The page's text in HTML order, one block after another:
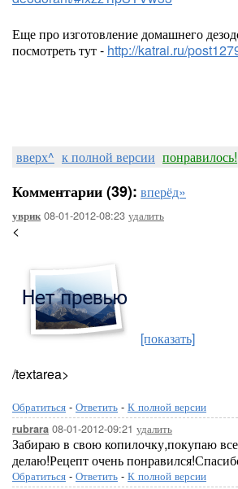
Еще про изготовление домашнего
посмотреть тут - http://katrai.ru/
вверх^ к полной версии понравилось!
Комментарии (39): вперёд»
уврик08-01-2012-08:23 удалить
<
[показать]
/textarea>
Обратиться - Ответить - К полной версии
rubrara 08-01-2012-09:21 удалить
Забираю в свою копилочку,покупаю
делаю!Рецепт очень
Обратиться - Ответить - К полной версии